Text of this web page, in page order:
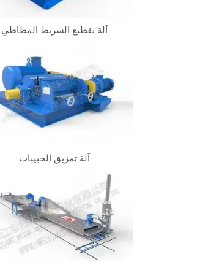
آلة تقطيع الشريط المطاطي
آلة تمزيق الحبيبات